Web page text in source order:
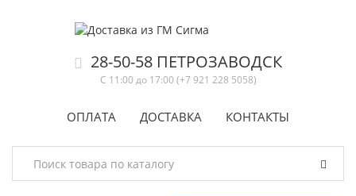
28-50-58 ПЕТРОЗАВОДСК
С 11:00 до 17:00 (+7 921 228 5058)
ОПЛАТА ДОСТАВКА КОНТАКТЫ